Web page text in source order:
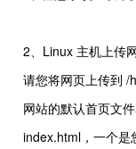
2、Linux 主机上传
请您将网页上传到 /
网站的默认首页文
index.html，一个是